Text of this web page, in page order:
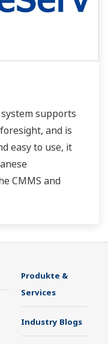
supports
and is
easy to use, it
CMMS and
Produkte &
Services
Industry Blogs